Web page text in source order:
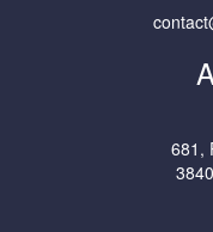
681,